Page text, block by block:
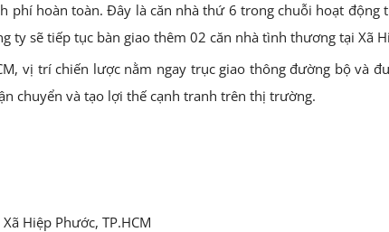
phí hoàn toàn. Đây là căn nhà thứ 6 trong chuỗi hoạt
ty sẽ tiếp tục bàn giao thêm 02 căn nhà tình thương tại Xã
vị trí chiến lược nằm ngay trục giao thông đường bộ và
chuyển và tạo lợi thế cạnh tranh trên thị trường.
Hiệp Phước, TP.HCM